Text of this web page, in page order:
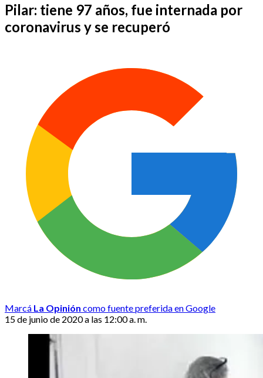
Pilar: tiene 97 años, fue internada por
coronavirus y se recuperó
Marcá La Opinión como fuente preferida en Google
15 de junio de 2020 a las 12:00 a. m.